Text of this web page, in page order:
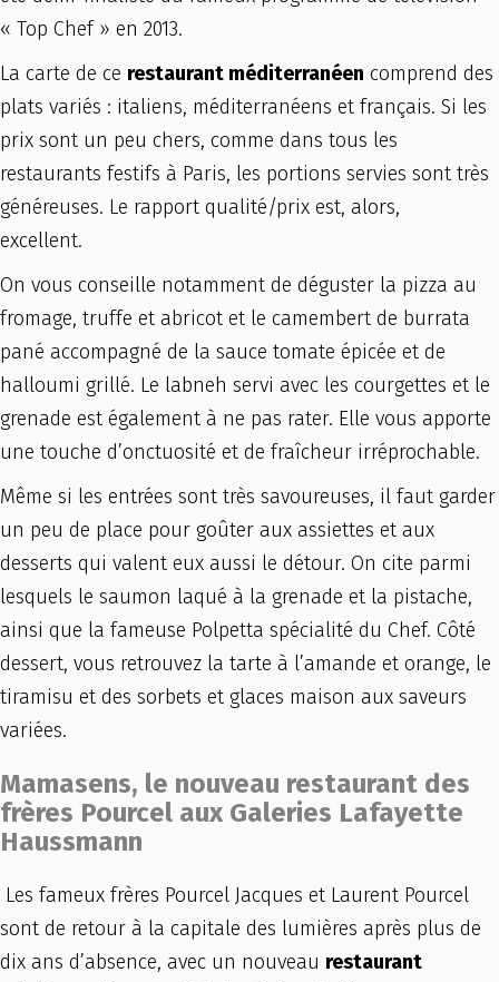
« Top Chef » en 2013.
La carte de ce restaurant méditerranéen comprend des
plats variés : italiens, méditerranéens et français. Si les
prix sont un peu chers, comme dans tous les
restaurants festifs à Paris, les portions servies sont très
généreuses. Le rapport qualité/prix est, alors,
excellent.
On vous conseille notamment de déguster la pizza au
fromage, truffe et abricot et le camembert de burrata
pané accompagné de la sauce tomate épicée et de
halloumi grillé. Le labneh servi avec les courgettes et le
grenade est également à ne pas rater. Elle vous apporte
une touche d’onctuosité et de fraîcheur irréprochable.
Même si les entrées sont très savoureuses, il faut garder
un peu de place pour goûter aux assiettes et aux
desserts qui valent eux aussi le détour. On cite parmi
lesquels le saumon laqué à la grenade et la pistache,
ainsi que la fameuse Polpetta spécialité du Chef. Côté
dessert, vous retrouvez la tarte à l’amande et orange, le
tiramisu et des sorbets et glaces maison aux saveurs
variées.
Mamasens, le nouveau restaurant des
frères Pourcel aux Galeries Lafayette
Haussmann
Les fameux frères Pourcel Jacques et Laurent Pourcel
sont de retour à la capitale des lumières après plus de
dix ans d’absence, avec un nouveau restaurant